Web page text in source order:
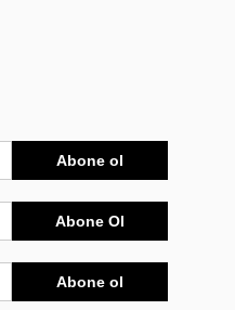
Abone ol
Abone Ol
Abone ol